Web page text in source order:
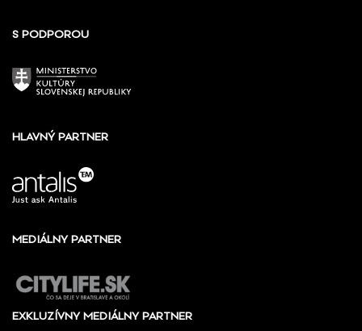
S PODPOROU
HLAVNÝ PARTNER
MEDIÁLNY PARTNER
EXKLUZÍVNY MEDIÁLNY PARTNER